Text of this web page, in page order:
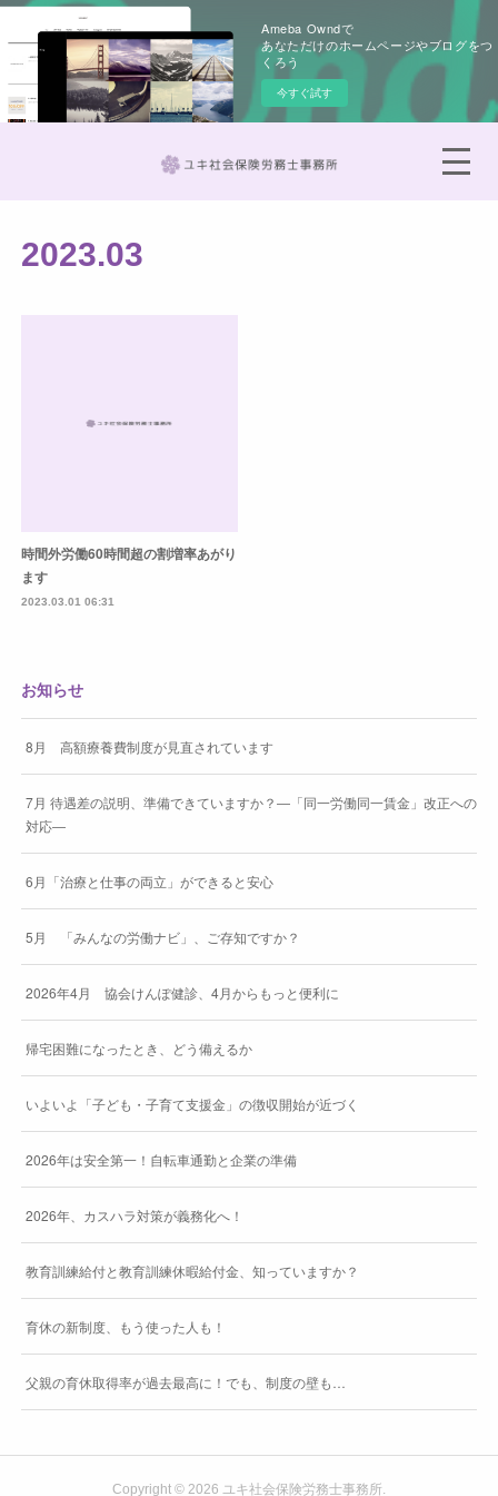
Ameba Owndで
あなただけのホームページやブログをつ
くろう
今すぐ試す
2023.03
時間外労働60時間超の割増率あがり
ます
2023.03.01 06:31
お知らせ
8月 高額療養費制度が見直されています
7月 待遇差の説明、準備できていますか？―「同一労働同一賃金」改正への
対応―
6月「治療と仕事の両立」ができると安心
5月 「みんなの労働ナビ」、ご存知ですか？
2026年4月 協会けんぽ健診、4月からもっと便利に
帰宅困難になったとき、どう備えるか
いよいよ「子ども・子育て支援金」の徴収開始が近づく
2026年は安全第一！自転車通勤と企業の準備
2026年、カスハラ対策が義務化へ！
教育訓練給付と教育訓練休暇給付金、知っていますか？
育休の新制度、もう使った人も！
父親の育休取得率が過去最高に！でも、制度の壁も…
Copyright © 2026 ユキ社会保険労務士事務所.